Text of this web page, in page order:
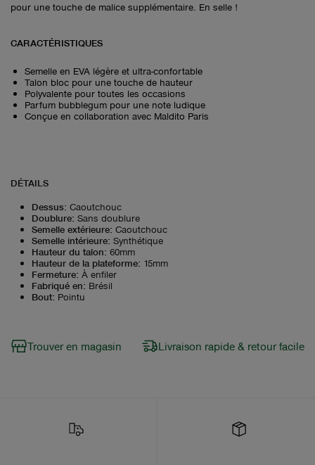
pour une touche de malice supplémentaire. En selle !
CARACTÉRISTIQUES
Semelle en EVA légère et ultra-confortable
Talon bloc pour une touche de hauteur
Polyvalente pour toutes les occasions
Parfum bubblegum pour une note ludique
Conçue en collaboration avec Maldito Paris
DÉTAILS
Dessus: Caoutchouc
Doublure: Sans doublure
Semelle extérieure: Caoutchouc
Semelle intérieure: Synthétique
Hauteur du talon: 60mm
Hauteur de la plateforme: 15mm
Fermeture: À enfiler
Fabriqué en: Brésil
Bout: Pointu
Trouver en magasin Livraison rapide & retour facile